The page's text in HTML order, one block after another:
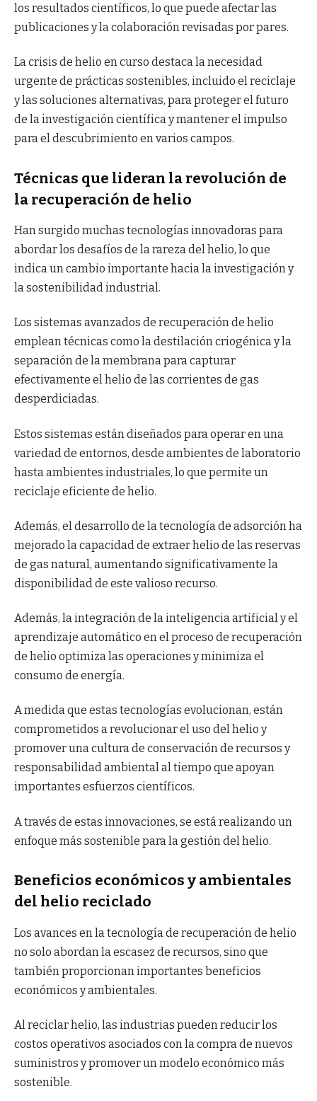
los resultados científicos, lo que puede afectar las
publicaciones y la colaboración revisadas por pares.
La crisis de helio en curso destaca la necesidad
urgente de prácticas sostenibles, incluido el reciclaje
y las soluciones alternativas, para proteger el futuro
de la investigación científica y mantener el impulso
para el descubrimiento en varios campos.
Técnicas que lideran la revolución de
la recuperación de helio
Han surgido muchas tecnologías innovadoras para
abordar los desafíos de la rareza del helio, lo que
indica un cambio importante hacia la investigación y
la sostenibilidad industrial.
Los sistemas avanzados de recuperación de helio
emplean técnicas como la destilación criogénica y la
separación de la membrana para capturar
efectivamente el helio de las corrientes de gas
desperdiciadas.
Estos sistemas están diseñados para operar en una
variedad de entornos, desde ambientes de laboratorio
hasta ambientes industriales, lo que permite un
reciclaje eficiente de helio.
Además, el desarrollo de la tecnología de adsorción ha
mejorado la capacidad de extraer helio de las reservas
de gas natural, aumentando significativamente la
disponibilidad de este valioso recurso.
Además, la integración de la inteligencia artificial y el
aprendizaje automático en el proceso de recuperación
de helio optimiza las operaciones y minimiza el
consumo de energía.
A medida que estas tecnologías evolucionan, están
comprometidos a revolucionar el uso del helio y
promover una cultura de conservación de recursos y
responsabilidad ambiental al tiempo que apoyan
importantes esfuerzos científicos.
A través de estas innovaciones, se está realizando un
enfoque más sostenible para la gestión del helio.
Beneficios económicos y ambientales
del helio reciclado
Los avances en la tecnología de recuperación de helio
no solo abordan la escasez de recursos, sino que
también proporcionan importantes beneficios
económicos y ambientales.
Al reciclar helio, las industrias pueden reducir los
costos operativos asociados con la compra de nuevos
suministros y promover un modelo económico más
sostenible.